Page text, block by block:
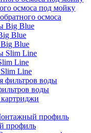
осмоса под мойку
осмоса
Blue
Blue
Line
Line
воды
профиль
профиль